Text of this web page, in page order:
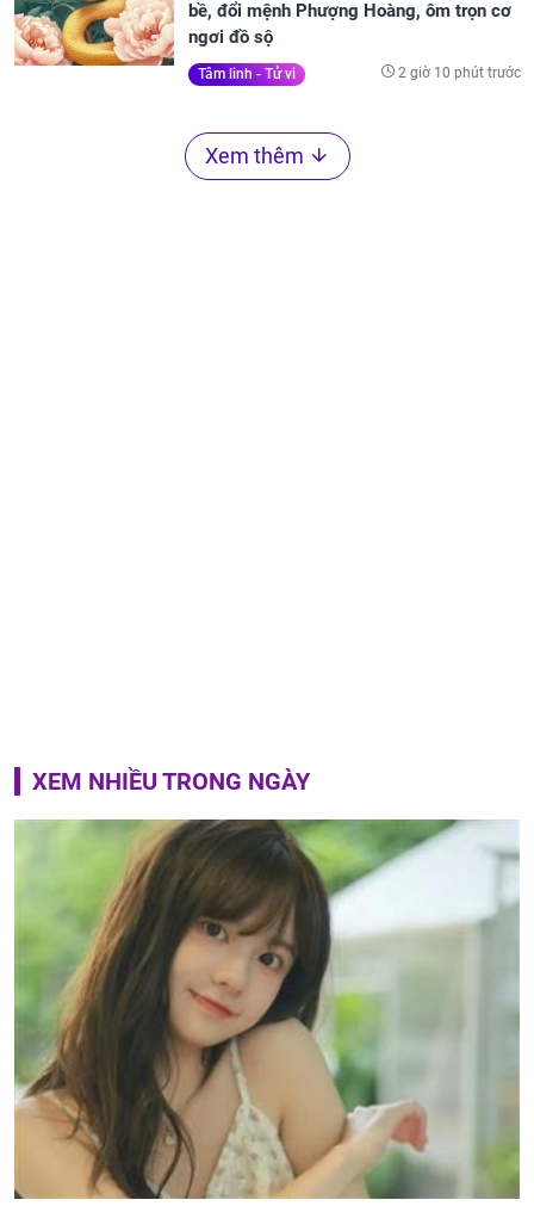
bề, đổi mệnh Phượng Hoàng, ôm trọn cơ
ngơi đồ sộ
Tâm linh - Tử vi 2 giờ 10 phút trước
Xem thêm
XEM NHIỀU TRONG NGÀY